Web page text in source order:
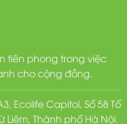
tiên phong trong việc
cho cộng đồng.
Ecolife Capitol, Số 58 Tố
Liêm, Thành phố Hà Nội.